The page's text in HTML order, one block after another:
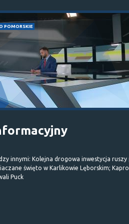
POMORSKIE
innymi: Kolejna drogowa inwestycja ruszy
święto w Karlikowie Lęborskim;
Puck